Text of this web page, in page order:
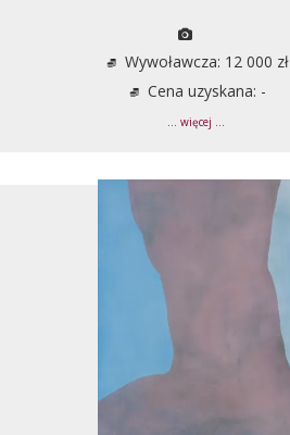
Wywoławcza: 12 000 zł
Cena uzyskana: -
... więcej ...